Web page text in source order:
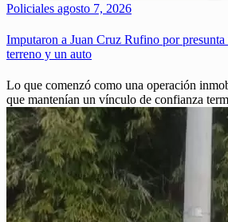
Policiales agosto 7, 2026
Imputaron a Juan Cruz Rufino por presunta
terreno y un auto
Lo que comenzó como una operación
que mantenían un vínculo de confianza